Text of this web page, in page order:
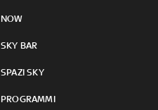
NOW
SKY BAR
SPAZI SKY
PROGRAMMI